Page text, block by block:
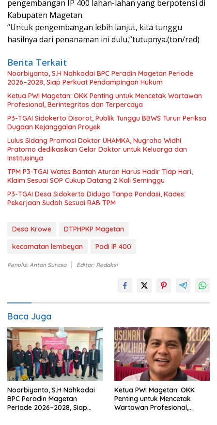
pengembangan IP 400 lahan-lahan yang berpotensi di
Kabupaten Magetan.
“Untuk pengembangan lebih lanjut, kita tunggu
hasilnya dari penanaman ini dulu,”tutupnya.(ton/red)
Berita Terkait
Noorbiyanto, S.H Nahkodai BPC Peradin Magetan Periode
2026–2028, Siap Perkuat Pendampingan Hukum
Ketua PWI Magetan: OKK Penting untuk Mencetak Wartawan
Profesional, Berintegritas dan Terpercaya
P3-TGAI Sidokerto Disorot, Publik Tunggu BBWS Turun Periksa
Dugaan Kejanggalan Proyek
Lulus Sidang Promosi Doktor UHAMKA, Nugroho Widhi
Pratomo dedikasikan Gelar Doktor untuk Keluarga dan
Institusinya
TPM P3-TGAI Wates Bantah Aturan Harus Hadir Tiap Hari,
Klaim Sesuai SOP Cukup Datang 2 Kali Seminggu
P3-TGAI Desa Sidokerto Diduga Tanpa Pondasi, Kades:
Pekerjaan Sudah Sesuai RAB TPM
Desa Krowe
DTPHPKP Magetan
kecamatan lembeyan
Padi IP 400
Penulis: Anton Suroso Editor: Redaksi
Baca Juga
Noorbiyanto, S.H Nahkodai
BPC Peradin Magetan
Periode 2026–2028, Siap
Ketua PWI Magetan: OKK
Penting untuk Mencetak
Wartawan Profesional,